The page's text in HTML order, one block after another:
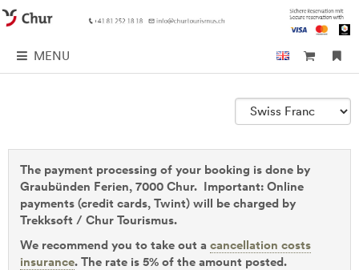
MENU
The payment processing of your booking is done by
Graubünden Ferien, 7000 Chur. Important: Online
payments (credit cards, Twint) will be charged by
Trekksoft / Chur Tourismus.
We recommend you to take out a cancellation costs
insurance. The rate is 5% of the amount posted.